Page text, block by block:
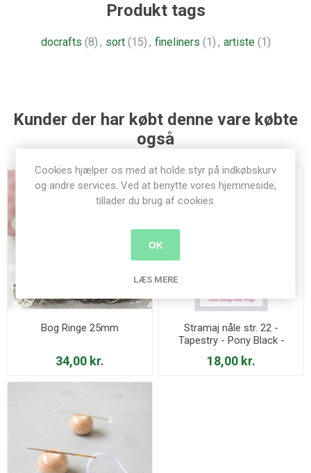
Produkt tags
docrafts (8) , sort (15) , fineliners (1) , artiste (1)
Kunder der har købt denne vare købte
også
Bog Ringe 25mm
34,00 kr.
Stramaj nåle str. 22 -
Tapestry - Pony Black -
5836
18,00 kr.
Cookies hjælper os med at holde styr på indkøbskurv
og andre services. Ved at benytte vores hjemmeside,
tillader du brug af cookies.
OK
LÆS MERE